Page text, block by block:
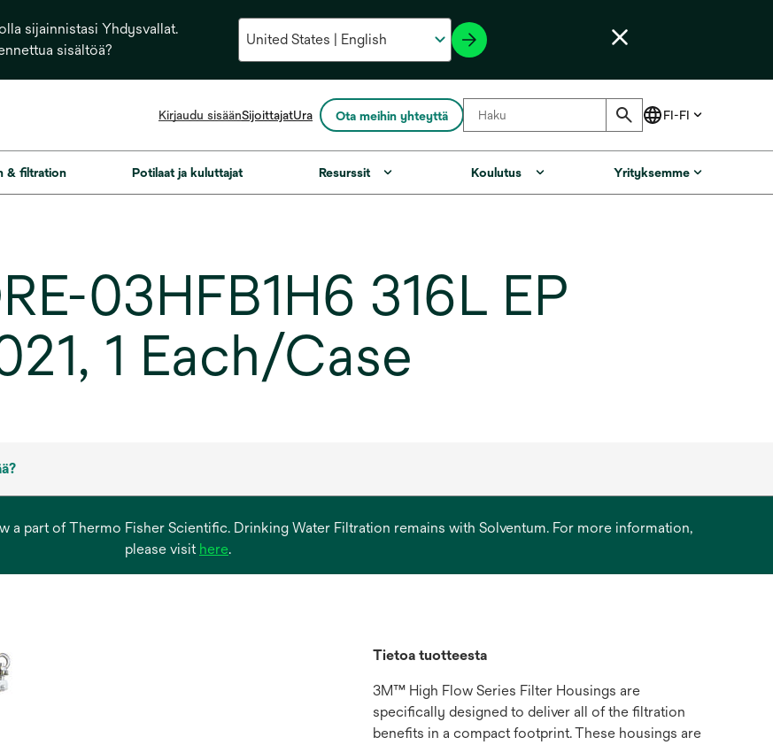
sijainnistasi Yhdysvallat.
sisältöä?
Kirjaudu sisäänSijoittajatopens
a
Ura Ota meihin yhteyttä
& filtration Potilaat ja kuluttajat Resurssit Koulutus Yrityksemme
03HFB1H6 316L EP
1 Each/Case
a part of Thermo Fisher Scientific. Drinking Water Filtration remains with Solventum. For more information,
please visit hereopens
.
Tietoa tuotteesta
3M™ High Flow Series Filter Housings are
specifically designed to deliver all of the filtration
benefits in a compact footprint. These housings are